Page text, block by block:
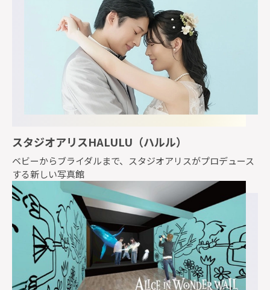
スタジオアリスHALULU（ハルル）
ベビーからブライダルまで、スタジオアリスがプロデュース
する新しい写真館